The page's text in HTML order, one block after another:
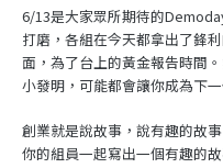
6/13是大家眾所期待的
打磨，各組在今天都拿出了鋒
面，為了台上的黃金報告時間
小發明，可能都會讓你成為下
創業就是說故事，說有趣的故
你的組員一起寫出一個有趣的故